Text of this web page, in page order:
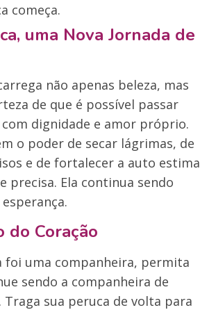
começa.
uma Nova Jornada de
não apenas beleza, mas
de que é possível passar
com dignidade e amor próprio.
o poder de secar lágrimas, de
e de fortalecer a auto estima
precisa. Ela continua sendo
do Coração
foi uma companheira, permita
sendo a companheira de
sua peruca de volta para